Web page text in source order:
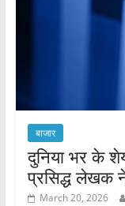
बाजार
दुनिया भर के
प्रसिद्ध लेखक
March 20, 2026